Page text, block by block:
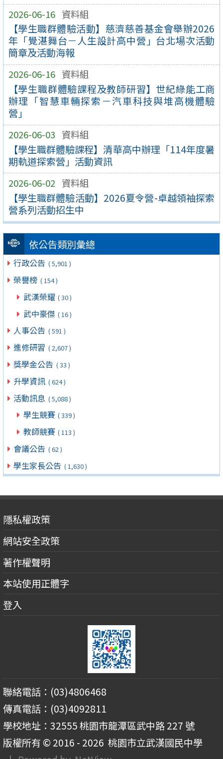
2026-06-16 資料組
【學生職群體驗活動】慈濟慈善基金會舉辦2026
年「覺湛舞台－人生設計高中營」台北場次活動
簡章及活動海報
2026-06-16 資料組
【學生職群體驗課程及教師研習】世紀綠能工商
辦理「智慧車輛探索－汽車科技與堆高機體驗
營」
2026-06-03 資料組
【學生職群體驗課程】清華高中辦理「114年度暑
期軌道探索營」活動資訊
2026-06-02 資料組
【學生職群體驗活動】2026夏令營-卓越領袖探索
營系列活動招生中
依公告類別彙總
行政公告 ( 5,901 )
榮譽榜 ( 154 )
武漢榮耀 ( 30 )
武中豪傑 ( 16 )
人事公告 ( 591 )
進修研習 ( 2,607 )
獎學金公告 ( 33 )
升學資訊 ( 624 )
活動訊息 ( 5,088 )
學生競賽 ( 339 )
教師競賽 ( 113 )
會議公告 ( 62 )
學生家長公告 ( 1,630 )
隱私權政策
網站安全政策
著作權聲明
本站使用正體字
登入
聯絡電話：(03)4806468
傳真電話：(03)4092811
學校地址：32555 桃園市龍潭區武中路 227 號
版權所有 © 2016 - 2026 桃園市立武漢國民中學